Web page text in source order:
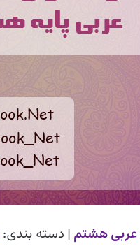
عربی هشتم | دسته بندی: